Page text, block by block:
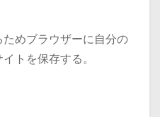
めブラウザーに自分の
トを保存する。